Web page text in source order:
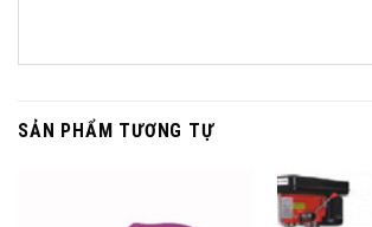
SẢN PHẨM TƯƠNG TỰ